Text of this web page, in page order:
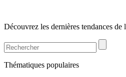
Découvrez les dernières tendances
Thématiques populaires